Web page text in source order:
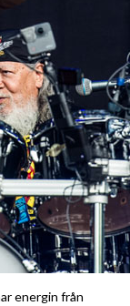
energin från